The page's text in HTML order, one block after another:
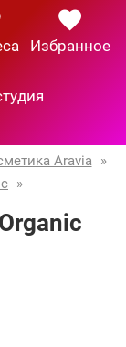
Избранное
Aravia »
»